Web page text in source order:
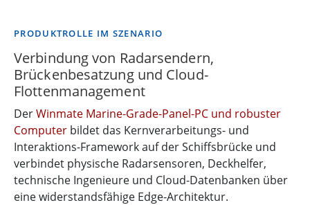
PRODUKTROLLE IM SZENARIO
Verbindung von Radarsendern,
Brückenbesatzung und Cloud-
Flottenmanagement
DerWinmate Marine-Grade-Panel-PC und robuster
Computer bildet das Kernverarbeitungs- und
Interaktions-Framework auf der Schiffsbrücke und
verbindet physische Radarsensoren, Deckhelfer,
technische Ingenieure und Cloud-Datenbanken über
eine widerstandsfähige Edge-Architektur.